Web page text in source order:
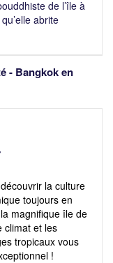
de l’île à
abrite
- Bangkok en
la culture
toujours en
magnifique île de
climat et les
tropicaux vous
!